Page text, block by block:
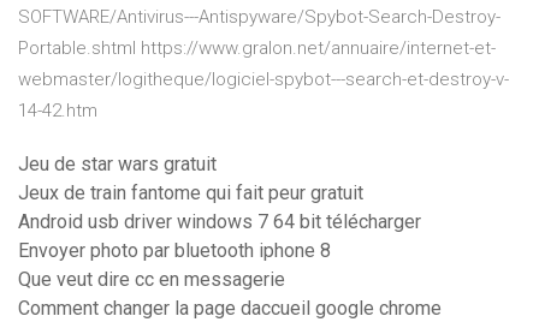
SOFTWARE/Antivirus---Antispyware/Spybot-Search-Destroy-
Portable.shtml https://www.gralon.net/annuaire/internet-et-
webmaster/logitheque/logiciel-spybot---search-et-destroy-v-
14-42.htm
Jeu de star wars gratuit
Jeux de train fantome qui fait peur gratuit
Android usb driver windows 7 64 bit télécharger
Envoyer photo par bluetooth iphone 8
Que veut dire cc en messagerie
Comment changer la page daccueil google chrome